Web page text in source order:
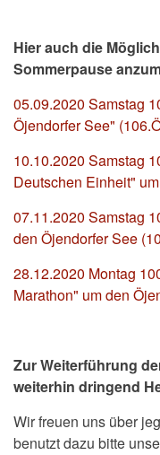
Hier auch die
Sommerpause
05.09.2020 Samstag
Öjendorfer See"
10.10.2020 Samstag
Deutschen Einheit"
07.11.2020 Samstag
den Öjendorfer See
28.12.2020 Montag
Marathon" um den
Zur Weiterführung
weiterhin dringend
Wir freuen uns über
benutzt dazu bitte